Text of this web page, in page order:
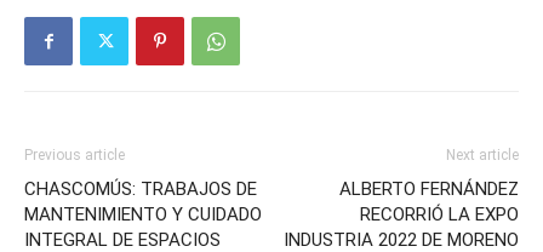
Previous article
CHASCOMÚS: TRABAJOS DE
MANTENIMIENTO Y CUIDADO
INTEGRAL DE ESPACIOS
Next article
ALBERTO FERNÁNDEZ
RECORRIÓ LA EXPO
INDUSTRIA 2022 DE MORENO